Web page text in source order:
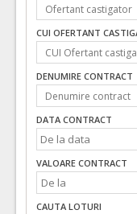
CUI OFERTANT
DENUMIRE CONTRACT
DATA CONTRACT
VALOARE CONTRACT
CAUTA LOTURI